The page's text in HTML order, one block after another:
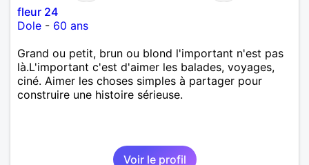
fleur 24
Dole - 60 ans
Grand ou petit, brun ou blond l'important n'est pas
là.L'important c'est d'aimer les balades, voyages,
ciné. Aimer les choses simples à partager pour
construire une histoire sérieuse.
Voir le profil